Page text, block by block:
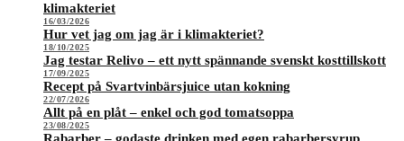
klimakteriet
16/03/2026
Hur vet jag om jag är i klimakteriet?
18/10/2025
Jag testar Relivo – ett nytt spännande svenskt kosttillskott
17/09/2025
Recept på Svartvinbärsjuice utan kokning
22/07/2026
Allt på en plåt – enkel och god tomatsoppa
23/08/2025